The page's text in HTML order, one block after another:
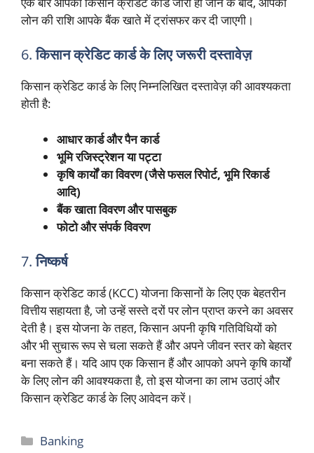
लोन की राशि आपके बैंक खाते में ट्रांसफर कर दी जाएगी।
6.किसान क्रेडिट कार्ड के लिए जरूरी दस्तावेज़
किसान क्रेडिट कार्ड के लिए निम्नलिखित दस्तावेज़ की आवश्यकता
होती है:
आधार कार्ड और पैन कार्ड
भूमि रजिस्ट्रेशन या पट्टा
कृषि कार्यों का विवरण (जैसे फसल रिपोर्ट, भूमि रिकार्ड
आदि)
बैंक खाता विवरण और पासबुक
फोटो और संपर्क विवरण
7.निष्कर्ष
किसान क्रेडिट कार्ड (KCC) योजना किसानों के लिए एक बेहतरीन
वित्तीय सहायता है, जो उन्हें सस्ते दरों पर लोन प्राप्त करने का अवसर
देती है। इस योजना के तहत, किसान अपनी कृषि गतिविधियों को
और भी सुचारू रूप से चला सकते हैं और अपने जीवन स्तर को बेहतर
बना सकते हैं। यदि आप एक किसान हैं और आपको अपने कृषि कार्यों
के लिए लोन की आवश्यकता है, तो इस योजना का लाभ उठाएं और
किसान क्रेडिट कार्ड के लिए आवेदन करें।
Categories
Banking